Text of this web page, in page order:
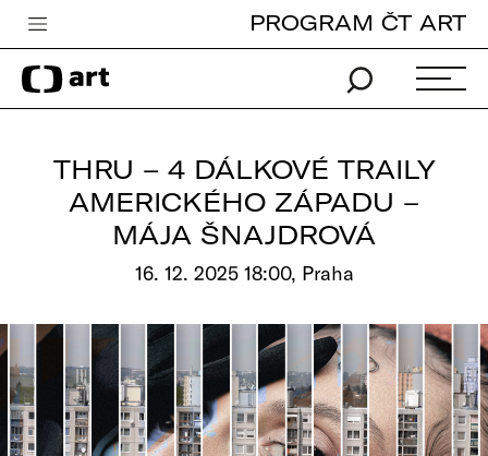
Česká televize
Zpravodajství
iVysílání
edu
Vše o ČT
PROGRAM ČT ART
THRU – 4 DÁLKOVÉ TRAILY
AMERICKÉHO ZÁPADU –
MÁJA ŠNAJDROVÁ
16. 12. 2025 18:00, Praha